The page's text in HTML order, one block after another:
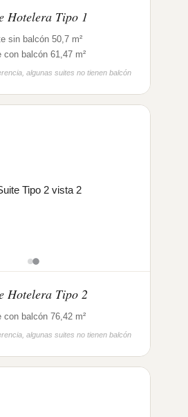
Hotelera Tipo 1
sin balcón 50,7 m²
con balcón 61,47 m²
algunas suites no tienen balcón
Hotelera Tipo 2
con balcón 76,42 m²
algunas suites no tienen balcón